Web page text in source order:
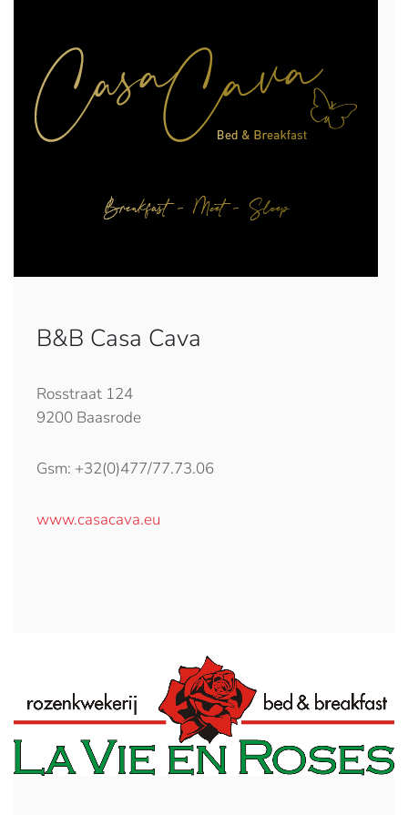
B&B Casa Cava
Rosstraat 124
9200 Baasrode
Gsm: +32(0)477/77.73.06
www.casacava.eu